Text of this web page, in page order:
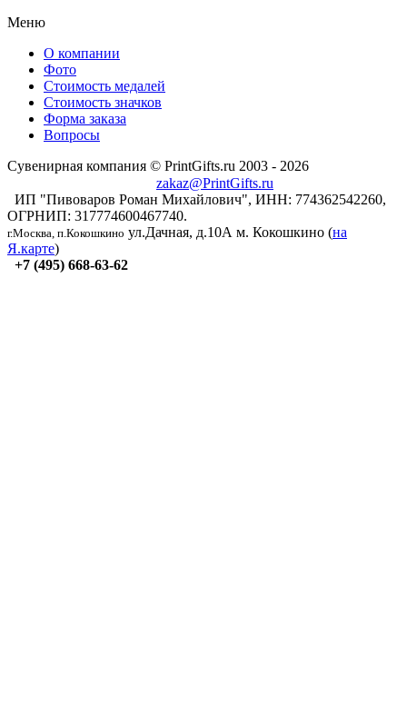
Меню
О компании
Фото
Стоимость медалей
Стоимость значков
Форма заказа
Вопросы
Сувенирная компания © PrintGifts.ru 2003 - 2026
zakaz@PrintGifts.ru
ИП "Пивоваров Роман Михайлович", ИНН: 774362542260,
ОГРНИП: 317774600467740.
г.Москва, п.Кокошкино ул.Дачная, д.10А м. Кокошкино (на
Я.карте)
+7 (495) 668-63-62